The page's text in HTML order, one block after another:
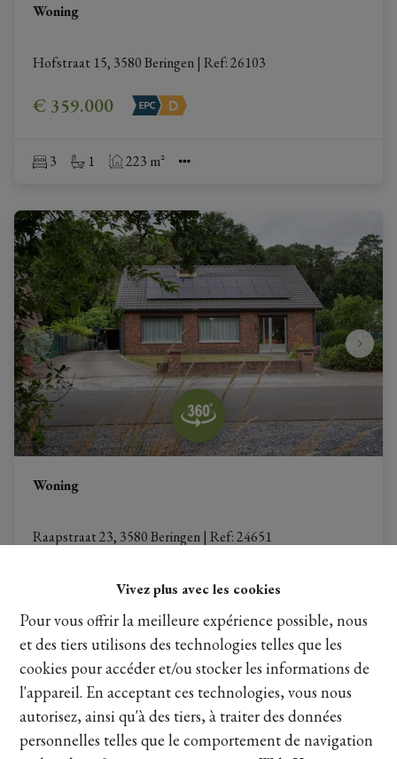
Vivez plus avec les cookies
Pour vous offrir la meilleure expérience possible, nous
et des tiers utilisons des technologies telles que les
cookies pour accéder et/ou stocker les informations de
l'appareil. En acceptant ces technologies, vous nous
autorisez, ainsi qu'à des tiers, à traiter des données
personnelles telles que le comportement de navigation
Woning
Hofstraat 15, 3580 Beringen | Ref: 26103
€ 359.000
3 1 223 m²
Woning
Raapstraat 23, 3580 Beringen | Ref: 24651
231 m²